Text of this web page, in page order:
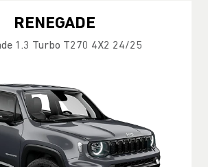
RENEGADE
1.3 Turbo T270 4X2 24/25